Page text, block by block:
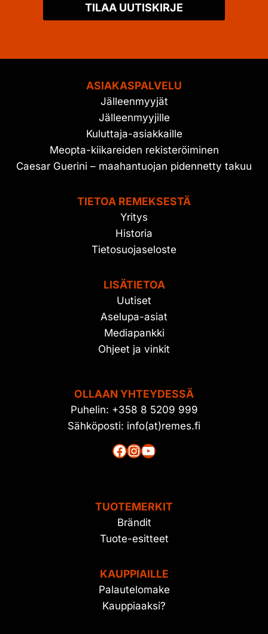
TILAA UUTISKIRJE
ASIAKASPALVELU
Jälleenmyyjät
Jälleenmyyjille
Kuluttaja-asiakkaille
Meopta-kiikareiden rekisteröiminen
Caesar Guerini – maahantuojan pidennetty takuu
TIETOA REMEKSESTÄ
Yritys
Historia
Tietosuojaseloste
LISÄTIETOA
Uutiset
Aselupa-asiat
Mediapankki
Ohjeet ja vinkit
OLLAAN YHTEYDESSÄ
Puhelin: +358 8 5209 999
Sähköposti: info(at)remes.fi
Facebook
Instagram
YouTube
TUOTEMERKIT
Brändit
Tuote-esitteet
KAUPPIAILLE
Palautelomake
Kauppiaaksi?